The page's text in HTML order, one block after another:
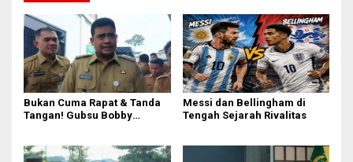
Bukan Cuma Rapat & Tanda
Tangan! Gubsu Bobby
Kadisdik Awasi Ketat!
Messi dan Bellingham di
Tengah Sejarah Rivalitas